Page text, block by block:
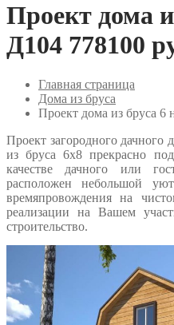
Проект дома
Д104 778100
Главная страница
Дома из бруса
Проект дома из бруса 6
Проект загородного дачного
из бруса 6х8 прекрасно
качестве дачного или
расположен небольшой
времяпровождения на
реализации на Вашем
строительство.